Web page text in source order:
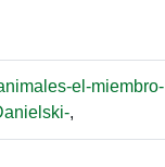
el-miembro-
,